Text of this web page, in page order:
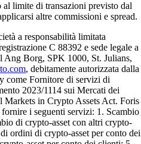
limite di transazioni previsto dal
altre commissioni e spread.
a responsabilità limitata
C 88392 e sede legale a
Borg, SPK 1000, St. Julians,
, debitamente autorizzata dalla
come Fornitore di servizi di
2023/1114 sui Mercati dei
Markets in Crypto Assets Act. Foris
i seguenti servizi: 1. Scambio
di crypto-asset con altri crypto-
ordini di crypto-asset per conto dei